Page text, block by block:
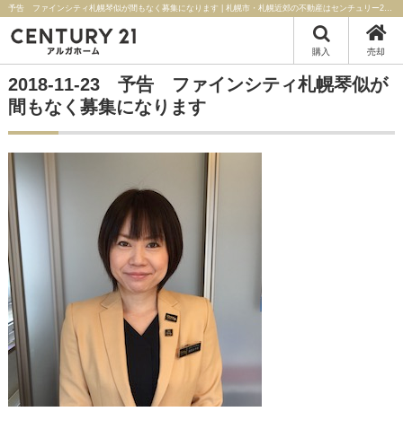
予告 ファインシティ札幌琴似が間もなく募集になります | 札幌市・札幌近郊の不動産はセンチュリー21アルガホーム
購入 売却
2018-11-23 予告 ファインシティ札幌琴似が
間もなく募集になります